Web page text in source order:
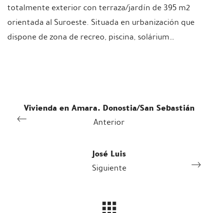
totalmente exterior con terraza/jardín de 395 m2
orientada al Suroeste. Situada en urbanización que
dispone de zona de recreo, piscina, solárium…
Vivienda en Amara. Donostia/San Sebastián
Anterior
José Luis
Siguiente